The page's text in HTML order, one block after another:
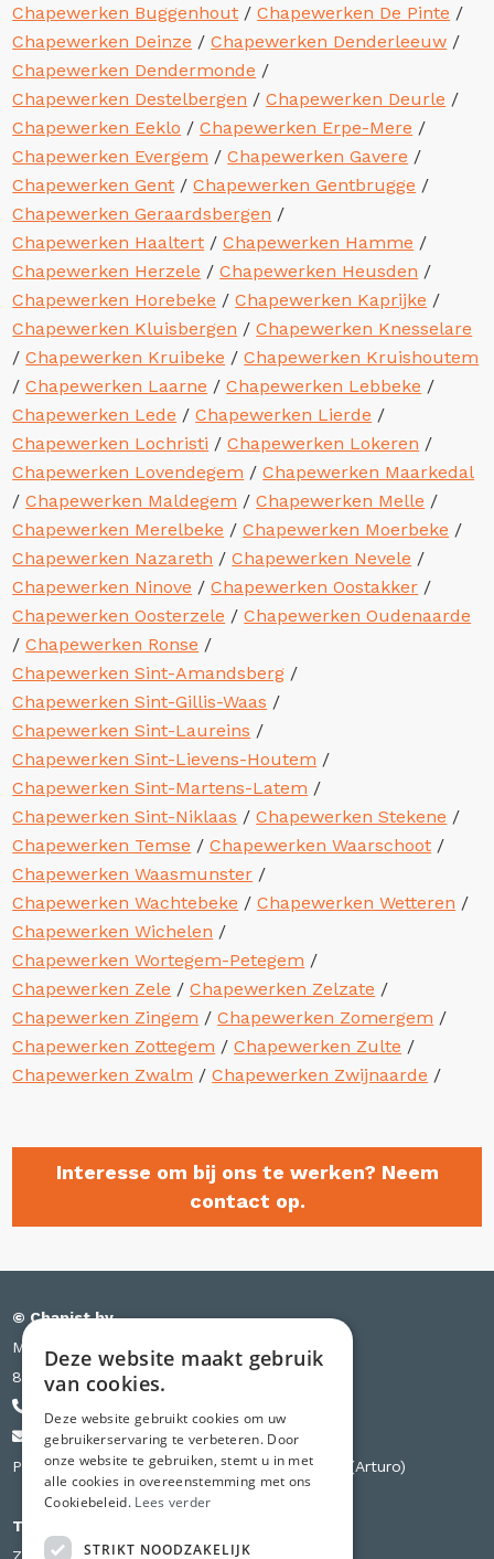
Chapewerken Buggenhout /Chapewerken De Pinte /
Chapewerken Deinze /Chapewerken Denderleeuw /
Chapewerken Dendermonde /
Chapewerken Destelbergen /Chapewerken Deurle /
Chapewerken Eeklo /Chapewerken Erpe-Mere /
Chapewerken Evergem /Chapewerken Gavere /
Chapewerken Gent /Chapewerken Gentbrugge /
Chapewerken Geraardsbergen /
Chapewerken Haaltert /Chapewerken Hamme /
Chapewerken Herzele /Chapewerken Heusden /
Chapewerken Horebeke /Chapewerken Kaprijke /
Chapewerken Kluisbergen /Chapewerken Knesselare
/Chapewerken Kruibeke /Chapewerken Kruishoutem
/Chapewerken Laarne /Chapewerken Lebbeke /
Chapewerken Lede /Chapewerken Lierde /
Chapewerken Lochristi /Chapewerken Lokeren /
Chapewerken Lovendegem /Chapewerken Maarkedal
/Chapewerken Maldegem /Chapewerken Melle /
Chapewerken Merelbeke /Chapewerken Moerbeke /
Chapewerken Nazareth /Chapewerken Nevele /
Chapewerken Ninove /Chapewerken Oostakker /
Chapewerken Oosterzele /Chapewerken Oudenaarde
/Chapewerken Ronse /
Chapewerken Sint-Amandsberg /
Chapewerken Sint-Gillis-Waas /
Chapewerken Sint-Laureins /
Chapewerken Sint-Lievens-Houtem /
Chapewerken Sint-Martens-Latem /
Chapewerken Sint-Niklaas /Chapewerken Stekene /
Chapewerken Temse /Chapewerken Waarschoot /
Chapewerken Waasmunster /
Chapewerken Wachtebeke /Chapewerken Wetteren /
Chapewerken Wichelen /
Chapewerken Wortegem-Petegem /
Chapewerken Zele /Chapewerken Zelzate /
Chapewerken Zingem /Chapewerken Zomergem /
Chapewerken Zottegem /Chapewerken Zulte /
Chapewerken Zwalm /Chapewerken Zwijnaarde /
Interesse om bij ons te werken? Neem
contact op.
© Chapist bv
Meensesteenweg 385 bus S03
8501 Kortrijk
info@chapist.be
Partner van Knauf, Weber, Betopor, Uzin Utz (Arturo)
Tweede vestiging
Deze website maakt gebruik
van cookies.
Deze website gebruikt cookies om uw
gebruikerservaring te verbeteren. Door
onze website te gebruiken, stemt u in met
alle cookies in overeenstemming met ons
Cookiebeleid. Lees verder
STRIKT NOODZAKELIJK